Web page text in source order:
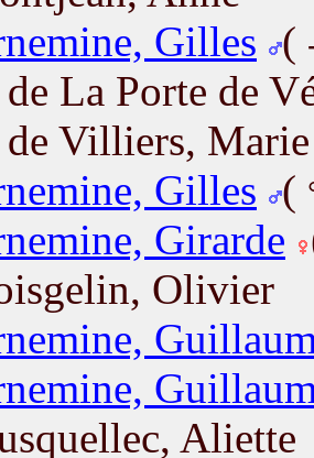
Gilles (
La Porte de
Villiers, Marie
Gilles (
Girarde
Olivier
Aliette